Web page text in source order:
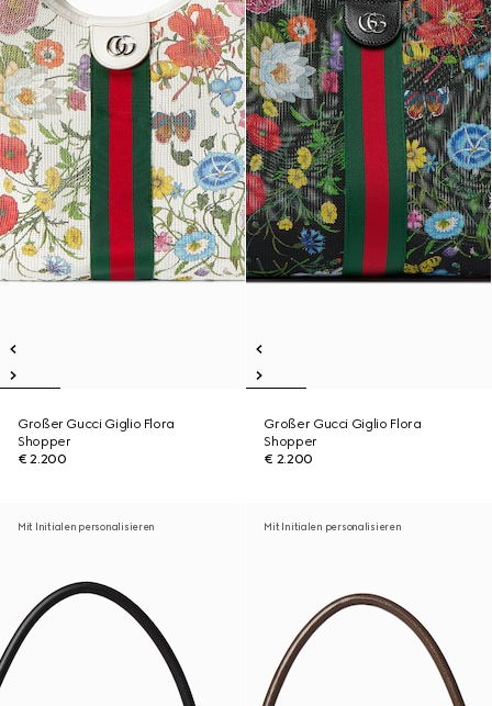
Großer Gucci Giglio Flora
Shopper
€ 2.200
Großer Gucci Giglio Flora
Shopper
€ 2.200
Mit Initialen personalisieren Mit Initialen personalisieren